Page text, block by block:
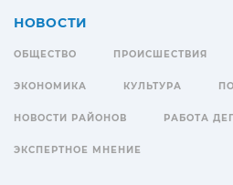
НОВОСТИ
ОБЩЕСТВО ПРОИСШЕСТВИЯ
ЭКОНОМИКА КУЛЬТУРА
НОВОСТИ РАЙОНОВ РАБОТА
ЭКСПЕРТНОЕ МНЕНИЕ